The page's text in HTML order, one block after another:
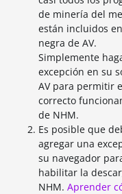
de minería del
están incluidos
negra de AV.
Simplemente
excepción en su
AV para permitir
correcto
de NHM.
Es posible que
agregar una
su navegador
habilitar la
NHM. Aprender